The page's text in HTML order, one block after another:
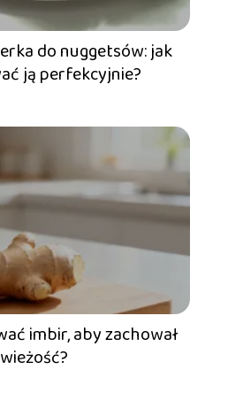
do nuggetsów: jak
ją perfekcyjnie?
imbir, aby zachował